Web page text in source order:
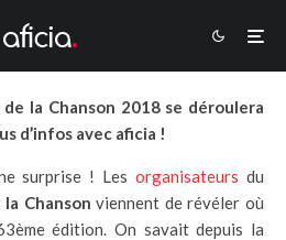
la Chanson 2018 se déroulera
d’infos avec aficia !
surprise ! Lesorganisateurs du
Chanson viennent de révéler où
édition. On savait depuis la